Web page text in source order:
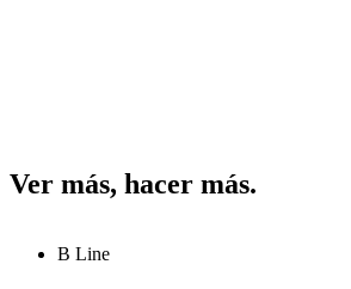
Ver más, hacer más.
B Line